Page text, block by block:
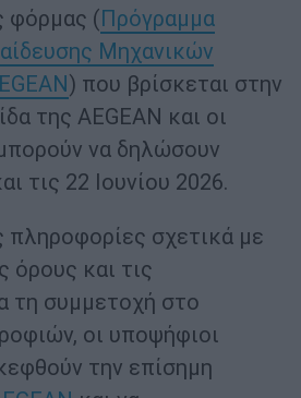
φόρμας ( Πρόγραμμα
Μηχανικών
) που βρίσκεται στην
της AEGEAN και οι
να δηλώσουν
τις 22 Ιουνίου 2026.
πληροφορίες σχετικά με
όρους και τις
τη συμμετοχή στο
οι υποψήφιοι
την επίσημη